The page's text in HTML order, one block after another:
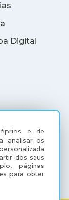
e de
analisar os
dos seus
páginas
para obter
Digital